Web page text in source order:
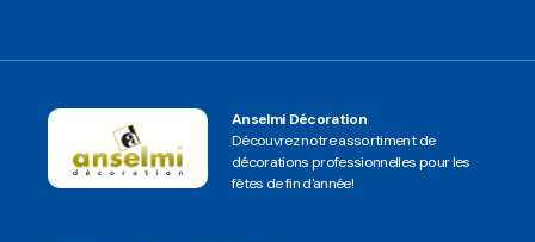
Anselmi Décoration
Découvrez notre assortiment de
décorations professionnelles pour les
fêtes de fin d'année!